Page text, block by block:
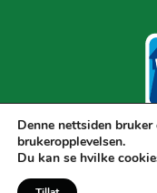
Denne nettsiden
brukeropplevelsen.
Du kan se hvilke